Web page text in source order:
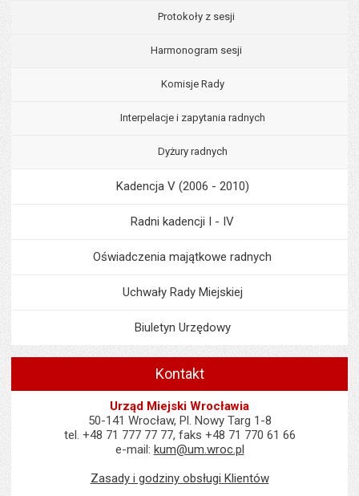
Protokoły z sesji
Harmonogram sesji
Komisje Rady
Interpelacje i zapytania radnych
Dyżury radnych
Kadencja V (2006 - 2010)
Radni kadencji I - IV
Oświadczenia majątkowe radnych
Uchwały Rady Miejskiej
Biuletyn Urzędowy
Kontakt
Urząd Miejski Wrocławia
50-141 Wrocław, Pl. Nowy Targ 1-8
tel. +48 71 777 77 77, faks +48 71 770 61 66
e-mail: kum@um.wroc.pl
Zasady i godziny obsługi Klientów